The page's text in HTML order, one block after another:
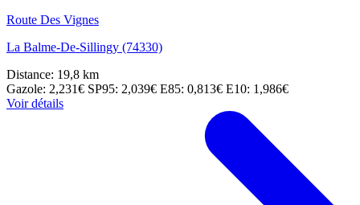
Route Des Vignes
La Balme-De-Sillingy (74330)
Distance: 19,8 km
Gazole: 2,231€ SP95: 2,039€ E85: 0,813€ E10: 1,986€
Voir détails